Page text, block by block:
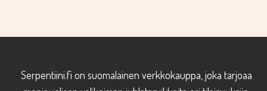
Serpentiini.fi on suomalainen verkkokauppa, joka tarjoaa